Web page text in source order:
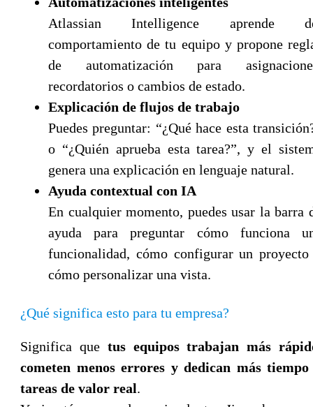
Atlassian Intelligence aprende
comportamiento de tu equipo y propone
de automatización para
recordatorios o cambios de estado.
Explicación de flujos de trabajo
Puedes preguntar: “¿Qué hace esta
o “¿Quién aprueba esta tarea?”, y el
genera una explicación en lenguaje natural.
Ayuda contextual con IA
En cualquier momento, puedes usar la barra
ayuda para preguntar cómo funciona
funcionalidad, cómo configurar un
cómo personalizar una vista.
¿Qué significa esto para tu empresa?
Significa que tus equipos trabajan más
cometen menos errores y dedican más tiempo
tareas de valor real.